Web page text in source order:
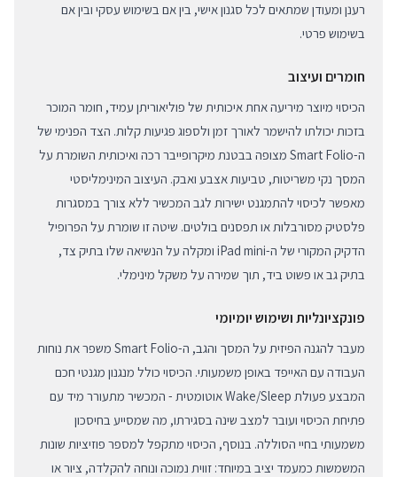
רענן ומעודן שמתאים לכל סגנון אישי, בין אם בשימוש עסקי ובין אם
בשימוש פרטי.
חומרים ועיצוב
הכיסוי מיוצר מיריעה אחת איכותית של פוליאוריתן עמיד, חומר המוכר
בזכות יכולתו להישמר לאורך זמן ולספוג פגיעות קלות. הצד הפנימי של
ה-Smart Folio מצופה בבטנת מיקרופייבר רכה ואיכותית השומרת על
המסך נקי משריטות, טביעות אצבע ואבק. העיצוב המינימליסטי
מאפשר לכיסוי להתמגנט ישירות לגב המכשיר ללא צורך במסגרות
פלסטיק מסורבלות או תפסנים בולטים. שיטה זו שומרת על הפרופיל
הדקיק המקורי של ה-iPad mini ומקלה על הנשיאה שלו בתיק צד,
בתיק גב או פשוט ביד, תוך שמירה על משקל מינימלי.
פונקציונליות ושימוש יומיומי
מעבר להגנה הפיזית על המסך והגב, ה-Smart Folio משפר את נוחות
העבודה עם האייפד באופן משמעותי. הכיסוי כולל מנגנון מגנטי חכם
המבצע פעולת Wake/Sleep אוטומטית - המכשיר מתעורר מיד עם
פתיחת הכיסוי ועובר למצב שינה בסגירתו, מה שמסייע בחיסכון
משמעותי בחיי הסוללה. בנוסף, הכיסוי מתקפל למספר פוזיציות שונות
המשמשות כמעמד יציב במיוחד: זווית נמוכה ונוחה להקלדה, ציור או